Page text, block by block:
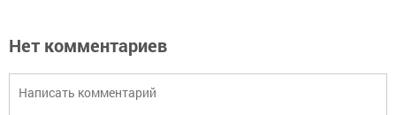
Нет комментариев